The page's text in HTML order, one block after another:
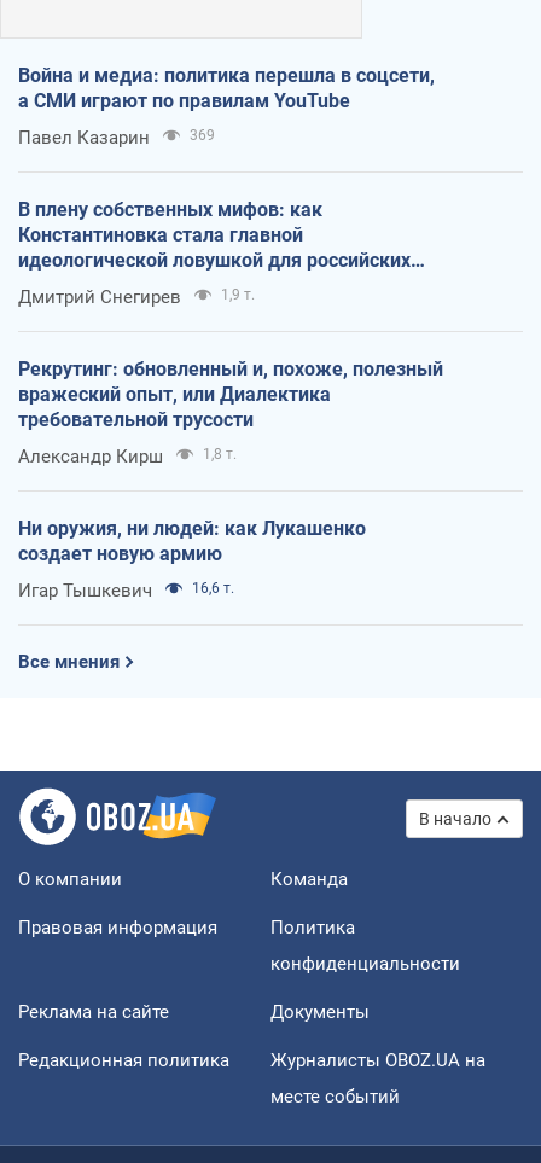
Война и медиа: политика перешла в соцсети,
а СМИ играют по правилам YouTube
Павел Казарин 369
В плену собственных мифов: как
Константиновка стала главной
идеологической ловушкой для российских
оккупантов
Дмитрий Снегирев 1,9 т.
Рекрутинг: обновленный и, похоже, полезный
вражеский опыт, или Диалектика
требовательной трусости
Александр Кирш 1,8 т.
Ни оружия, ни людей: как Лукашенко
создает новую армию
Игар Тышкевич 16,6 т.
Все мнения
В начало
О компании Команда
Правовая информация
Политика
конфиденциальности
Реклама на сайте Документы
Редакционная политика
Журналисты OBOZ.UA на
месте событий